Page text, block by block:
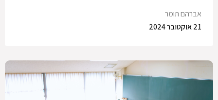
אברהם תומר
21 אוקטובר 2024